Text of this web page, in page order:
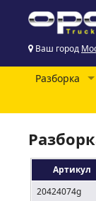
Ваш город
Разборка
Артикул
20424074g